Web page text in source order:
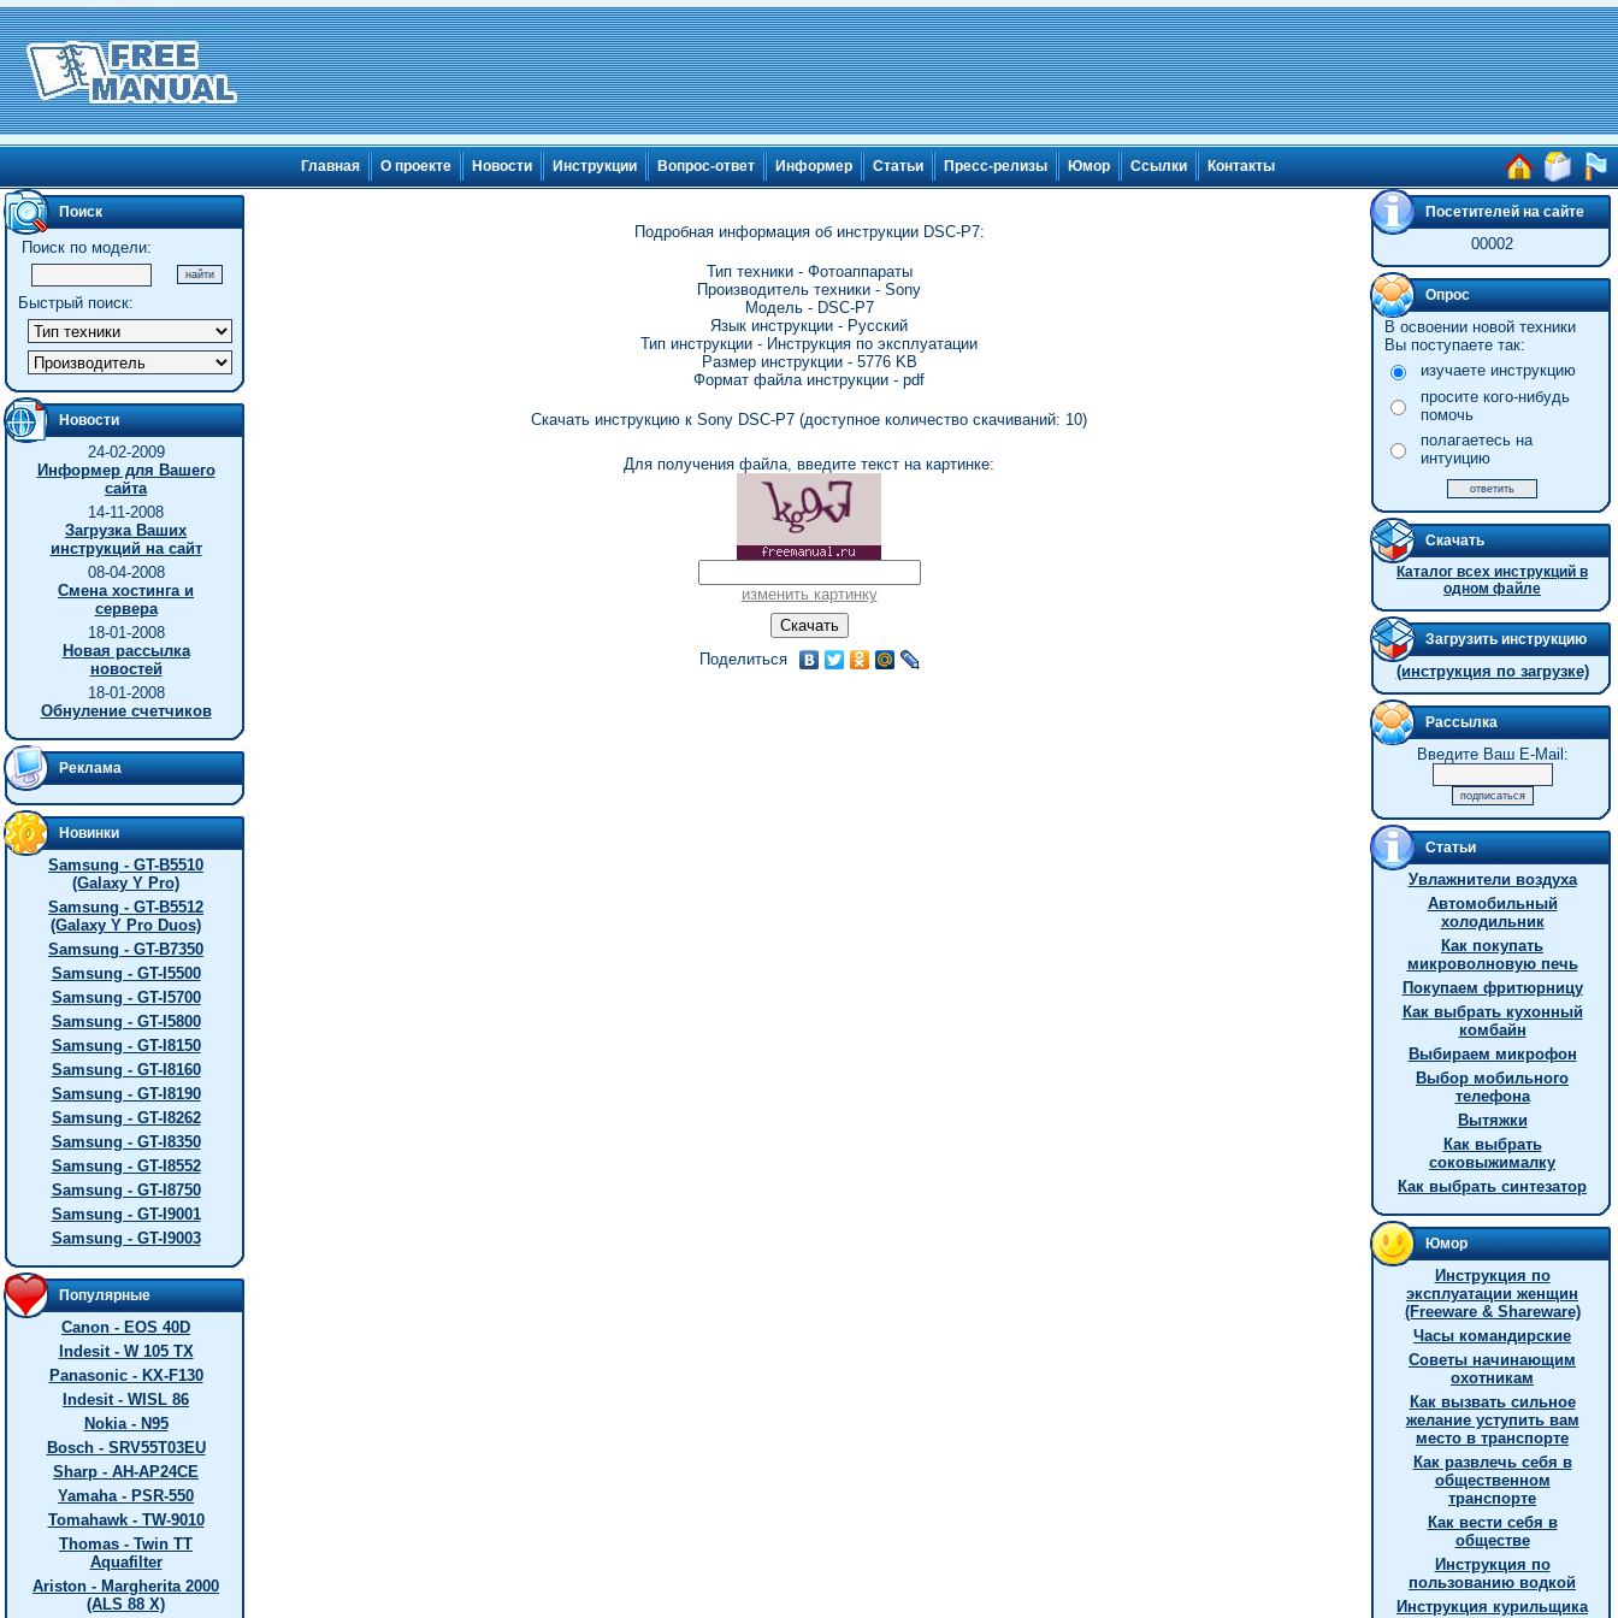
Главная О проекте Новости Инструкции Вопрос-ответ Информер Статьи Пресс-релизы Юмор Ссылки Контакты
Поиск
Поиск по модели:
Быстрый поиск:
Новости
24-02-2009
Информер для Вашего
сайта
14-11-2008
Загрузка Ваших
инструкций на сайт
08-04-2008
Смена хостинга и
сервера
18-01-2008
Новая рассылка
новостей
18-01-2008
Обнуление счетчиков
Реклама
Новинки
Samsung - GT-B5510
(Galaxy Y Pro)
Samsung - GT-B5512
(Galaxy Y Pro Duos)
Samsung - GT-B7350
Samsung - GT-I5500
Samsung - GT-I5700
Samsung - GT-I5800
Samsung - GT-I8150
Samsung - GT-I8160
Samsung - GT-I8190
Samsung - GT-I8262
Samsung - GT-I8350
Samsung - GT-I8552
Samsung - GT-I8750
Samsung - GT-I9001
Samsung - GT-I9003
Популярные
Canon - EOS 40D
Indesit - W 105 TX
Panasonic - KX-F130
Indesit - WISL 86
Nokia - N95
Bosch - SRV55T03EU
Sharp - AH-AP24CE
Yamaha - PSR-550
Tomahawk - TW-9010
Thomas - Twin TT
Aquafilter
Ariston - Margherita 2000
(ALS 88 X)
Подробная информация об инструкции DSC-P7:
Тип техники - Фотоаппараты
Производитель техники - Sony
Модель - DSC-P7
Язык инструкции - Русский
Тип инструкции - Инструкция по эксплуатации
Размер инструкции - 5776 KB
Формат файла инструкции - pdf
Скачать инструкцию к Sony DSC-P7 (доступное количество скачиваний: 10)
Для получения файла, введите текст на картинке:
изменить картинку
Поделиться
Посетителей на сайте
00002
Опрос
В освоении новой техники
Вы поступаете так:
изучаете инструкцию
просите кого-нибудь
помочь
полагаетесь на
интуицию
Скачать
Каталог всех инструкций в
одном файле
Загрузить инструкцию
(инструкция по загрузке)
Рассылка
Введите Ваш E-Mail:
Статьи
Увлажнители воздуха
Автомобильный
холодильник
Как покупать
микроволновую печь
Покупаем фритюрницу
Как выбрать кухонный
комбайн
Выбираем микрофон
Выбор мобильного
телефона
Вытяжки
Как выбрать
соковыжималку
Как выбрать синтезатор
Юмор
Инструкция по
эксплуатации женщин
(Freeware & Shareware)
Часы командирские
Советы начинающим
охотникам
Как вызвать сильное
желание уступить вам
место в транспорте
Как развлечь себя в
общественном
транспорте
Как вести себя в
обществе
Инструкция по
пользованию водкой
Инструкция курильщика